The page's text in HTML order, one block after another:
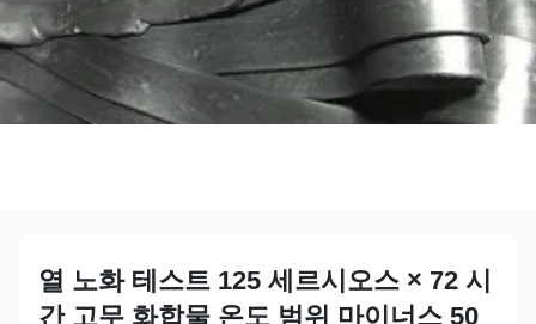
열 노화 테스트 125 세르시오스 × 72 시
간 고무 화합물 온도 범위 마이너스 50